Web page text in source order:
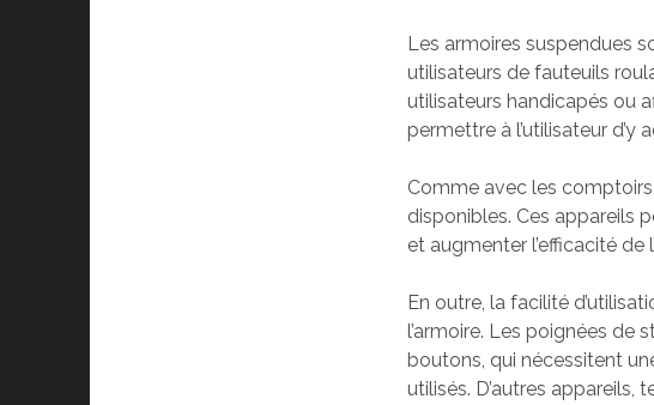
Les armoires suspendues
utilisateurs de fauteuils
utilisateurs handicapés ou
permettre à l’utilisateur d’y
Comme avec les
disponibles. Ces appareils
et augmenter l’efficacité de
En outre, la facilité
l’armoire. Les poignées de
boutons, qui nécessitent
utilisés. D’autres appareils,